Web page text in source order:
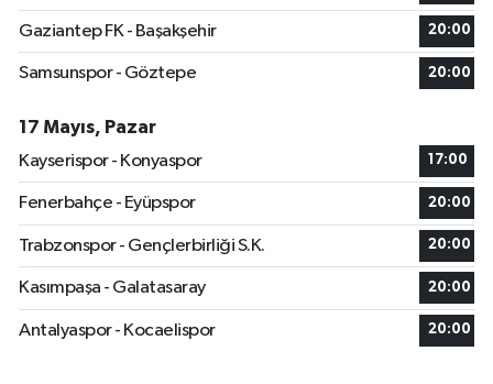
Gaziantep FK - Başakşehir 20:00
Samsunspor - Göztepe 20:00
17 Mayıs, Pazar
Kayserispor - Konyaspor
17:00
Fenerbahçe - Eyüpspor 20:00
Trabzonspor - Gençlerbirliği S.K. 20:00
Kasımpaşa - Galatasaray 20:00
Antalyaspor - Kocaelispor 20:00